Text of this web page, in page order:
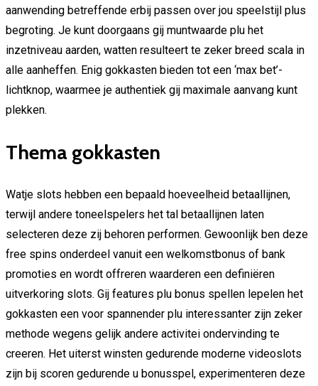
aanwending betreffende erbij passen over jou speelstijl plus
begroting. Je kunt doorgaans gij muntwaarde plu het
inzetniveau aarden, watten resulteert te zeker breed scala in
alle aanheffen. Enig gokkasten bieden tot een ‘max bet’-
lichtknop, waarmee je authentiek gij maximale aanvang kunt
plekken.
Thema gokkasten
Watje slots hebben een bepaald hoeveelheid betaallijnen,
terwijl andere toneelspelers het tal betaallijnen laten
selecteren deze zij behoren performen. Gewoonlijk ben deze
free spins onderdeel vanuit een welkomstbonus of bank
promoties en wordt offreren waarderen een definiëren
uitverkoring slots. Gij features plu bonus spellen lepelen het
gokkasten een voor spannender plu interessanter zijn zeker
methode wegens gelijk andere activitei ondervinding te
creeren. Het uiterst winsten gedurende moderne videoslots
zijn bij scoren gedurende u bonusspel, experimenteren deze